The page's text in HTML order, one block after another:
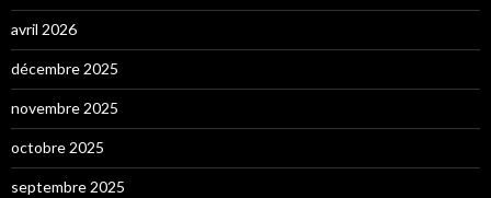
avril 2026
décembre 2025
novembre 2025
octobre 2025
septembre 2025